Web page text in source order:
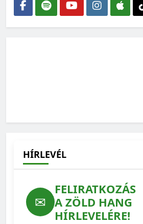
megmenteni a kiszáradástól
HÍRLEVÉL
✉
FELIRATKOZÁS
A ZÖLD HANG
HÍRLEVELÉRE!